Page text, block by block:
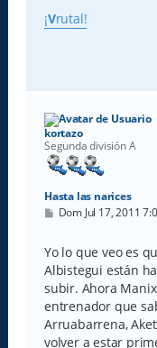
¡Vrutal!
kortazo
Segunda división A
Hasta las narices
M
s
a
j
e
Dom Jul 17, 2011
Yo lo que veo es
Albistegui están
subir. Ahora
entrenador que
Arruabarrena,
volver a estar